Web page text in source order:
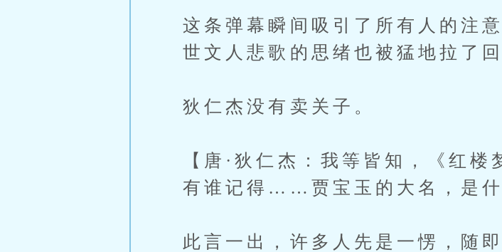
这条弹幕瞬间吸引了所有人的注
世文人悲歌的思绪也被猛地拉了回
狄仁杰没有卖关子。
【唐·狄仁杰：我等皆知，《红
有谁记得……贾宝玉的大名，是什
此言一出，许多人先是一愣，随